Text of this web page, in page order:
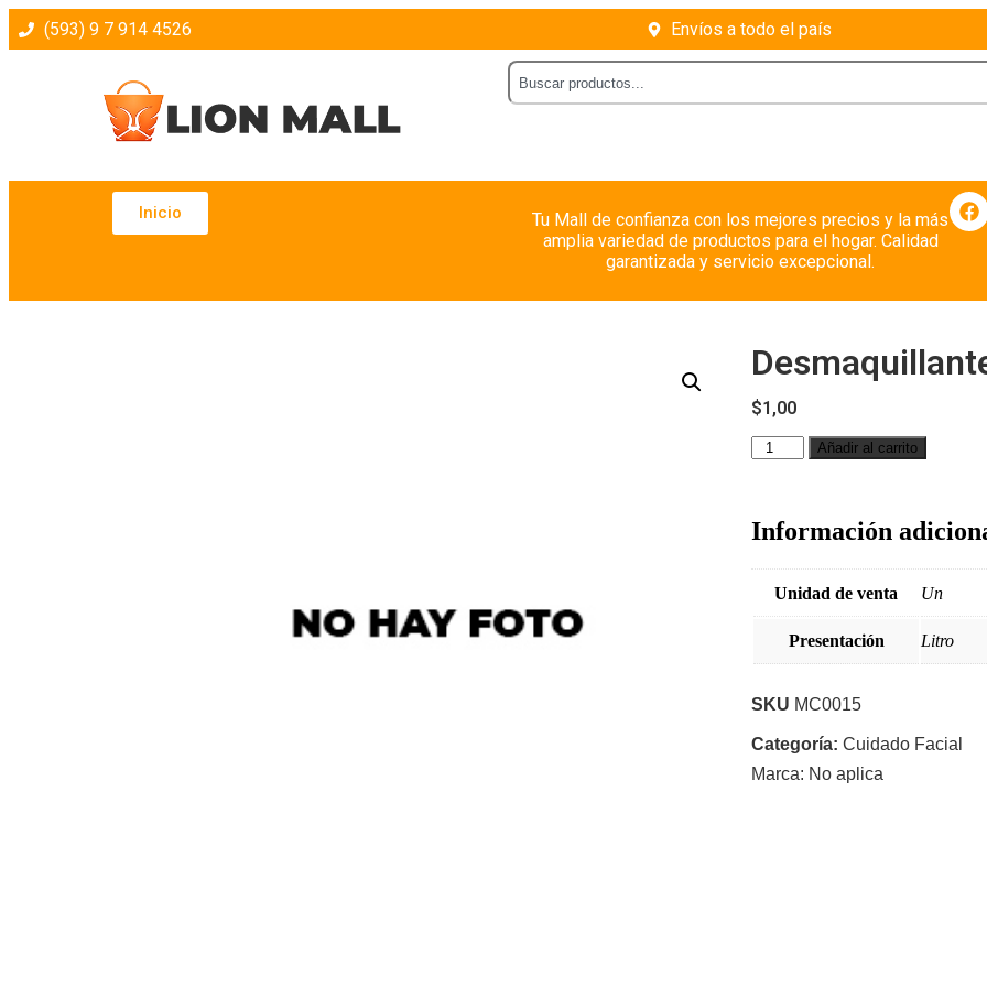
(593) 9 7 914 4526 Envíos a todo el país
Inicio
Tu Mall de confianza con los mejores precios y la más
amplia variedad de productos para el hogar. Calidad
garantizada y servicio excepcional.
$1,00
Añadir al carrito
Información
Unidad de venta Un
Presentación Litro
SKU MC0015
Categoría: Cuidado Facial
Marca: No aplica